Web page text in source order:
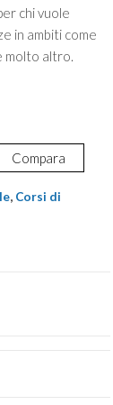
chi vuole
in ambiti come
molto altro.
Compara
, Corsi di